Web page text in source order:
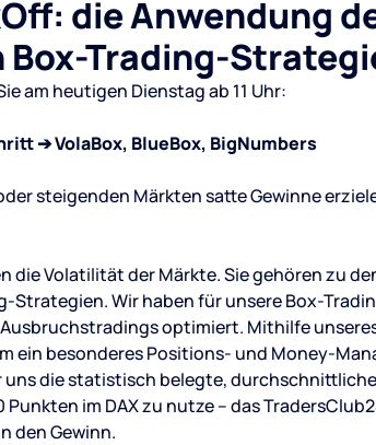
die Anwendung
Trading-
am heutigen Dienstag ab 11 Uhr:
➔ VolaBox, BlueBox, BigNumbers
steigenden Märkten satte Gewinne
die Volatilität der Märkte. Sie gehören zu
Strategien. Wir haben für unsere Box-
optimiert. Mithilfe
ein besonderes Positions- und Money-
uns die statistisch belegte, durchschnittliche
im DAX zu nutze – das
den Gewinn.